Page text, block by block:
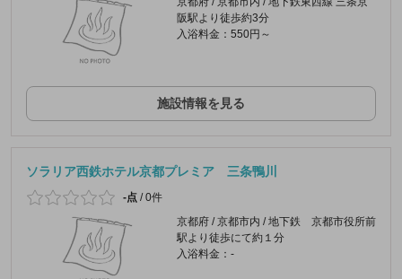
阪駅より徒歩約3分
入浴料金：550円～
施設情報を見る
ソラリア西鉄ホテル京都プレミア 三条鴨川
-点 /0件
京都府 / 京都市内 / 地下鉄 京都市役所前
駅より徒歩にて約１分
入浴料金：-